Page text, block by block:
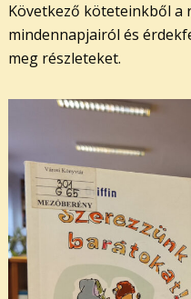
Következő köteteinkből a
mindennapjairól és
meg részleteket.